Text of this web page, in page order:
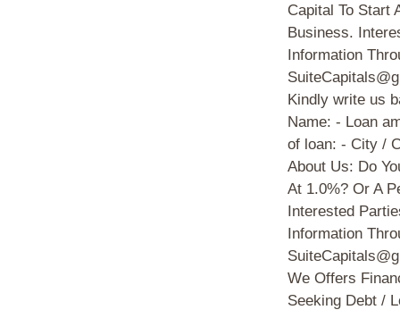
Capital To Start
Business.
Information
Kindly write us
Name: - Loan
of loan: - City /
About Us: Do
At 1.0%? Or A
Interested
Information
We Offers
Seeking Debt /